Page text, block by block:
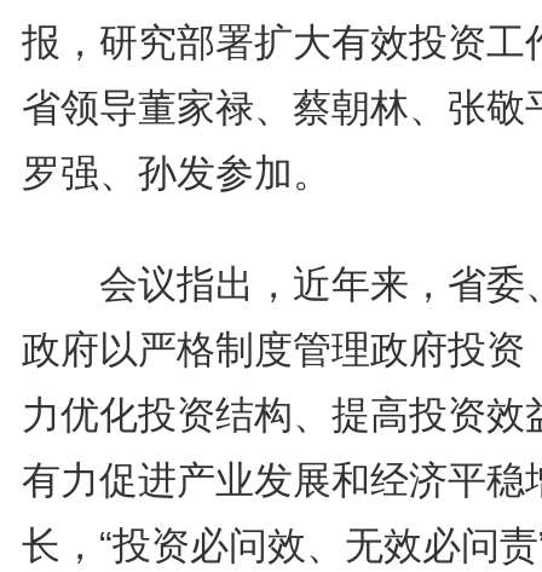
报，研究部署扩大有效投资工
省领导董家禄、蔡朝林、张敬
罗强、孙发参加。
会议指出，近年来，省委
政府以严格制度管理政府投资
力优化投资结构、提高投资效
有力促进产业发展和经济平稳
长，“投资必问效、无效必问